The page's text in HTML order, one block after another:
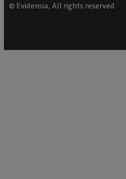
© Evidensia, All rights reserved